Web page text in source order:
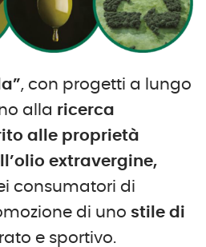
, con progetti a lungo
alla ricerca
alle proprietà
extravergine,
consumatori di
di uno stile di
e sportivo.